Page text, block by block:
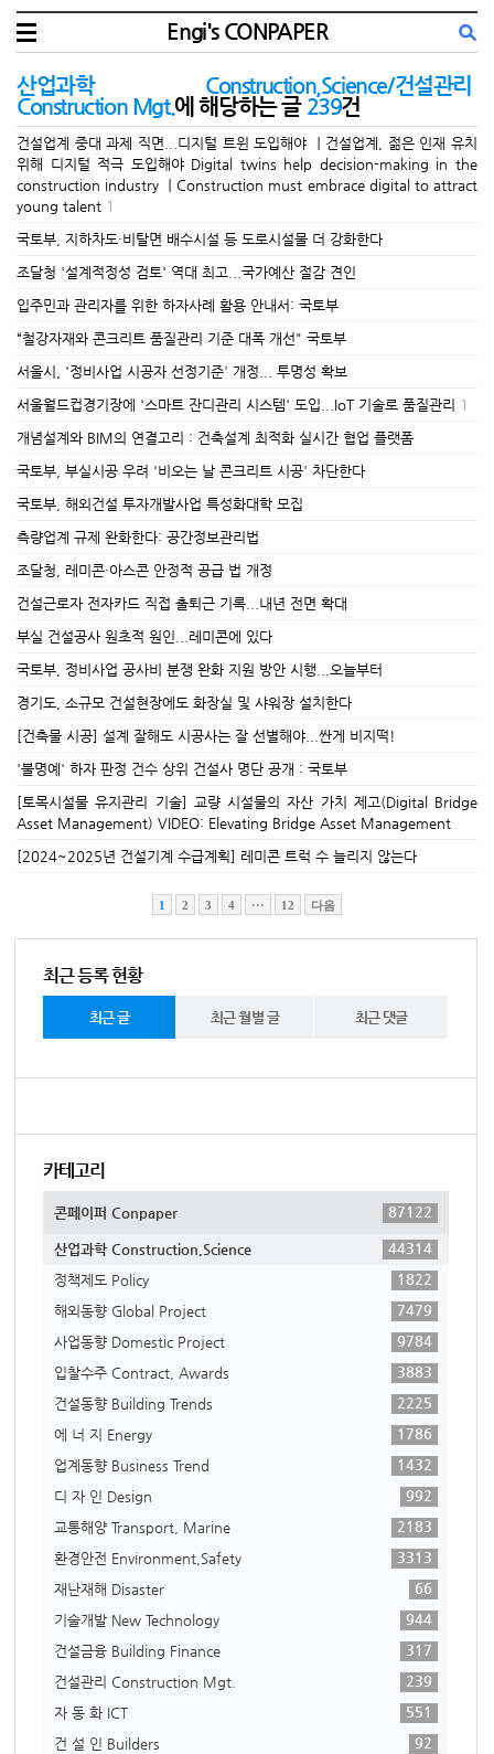
Engi's CONPAPER
산업과학 Construction,Science/건설관리
Construction Mgt.에 해당하는 글 239건
건설업계 중대 과제 직면...디지털 트윈 도입해야 ㅣ건설업계, 젊은 인재 유치
위해 디지털 적극 도입해야 Digital twins help decision-making in the
construction industry ㅣConstruction must embrace digital to attract
young talent 1
국토부, 지하차도·비탈면 배수시설 등 도로시설물 더 강화한다
조달청 '설계적정성 검토' 역대 최고...국가예산 절감 견인
입주민과 관리자를 위한 하자사례 활용 안내서: 국토부
“철강자재와 콘크리트 품질관리 기준 대폭 개선" 국토부
서울시, '정비사업 시공자 선정기준' 개정... 투명성 확보
서울월드컵경기장에 '스마트 잔디관리 시스템' 도입...IoT 기술로 품질관리 1
개념설계와 BIM의 연결고리 : 건축설계 최적화 실시간 협업 플랫폼
국토부, 부실시공 우려 '비오는 날 콘크리트 시공' 차단한다
국토부, 해외건설 투자개발사업 특성화대학 모집
측량업계 규제 완화한다: 공간정보관리법
조달청, 레미콘·아스콘 안정적 공급 법 개정
건설근로자 전자카드 직접 출퇴근 기록...내년 전면 확대
부실 건설공사 원초적 원인...레미콘에 있다
국토부, 정비사업 공사비 분쟁 완화 지원 방안 시행...오늘부터
경기도, 소규모 건설현장에도 화장실 및 샤워장 설치한다
[건축물 시공] 설계 잘해도 시공사는 잘 선별해야...싼게 비지떡!
'불명예' 하자 판정 건수 상위 건설사 명단 공개 : 국토부
[토목시설물 유지관리 기술] 교량 시설물의 자산 가치 제고(Digital Bridge
Asset Management) VIDEO: Elevating Bridge Asset Management
[2024~2025년 건설기계 수급계획] 레미콘 트럭 수 늘리지 않는다
1 2 3 4 ··· 12 다음
최근 등록 현황
최근 글 최근 월별 글 최근 댓글
카테고리
콘페이퍼 Conpaper 87122
산업과학 Construction,Science
44314
정책제도 Policy
1822
해외동향 Global Project
7479
사업동향 Domestic Project
9784
입찰수주 Contract, Awards
3883
건설동향 Building Trends
2225
에 너 지 Energy
1786
업계동향 Business Trend
1432
디 자 인 Design
992
교통해양 Transport, Marine
2183
환경안전 Environment,Safety
3313
재난재해 Disaster
66
기술개발 New Technology
944
건설금융 Building Finance
317
건설관리 Construction Mgt.
239
자 동 화 ICT
551
건 설 인 Builders
92